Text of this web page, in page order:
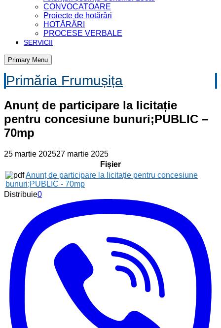
CONVOCATOARE
Proiecte de hotărâri
HOTĂRÂRI
PROCESE VERBALE
SERVICII
Primary Menu
Primăria Frumușița
Anunț de participare la licitație
pentru concesiune bunuri;PUBLIC –
70mp
25 martie 202527 martie 2025
Fișier
Anunț de participare la licitație pentru concesiune
bunuri;PUBLIC - 70mp
Distribuie0